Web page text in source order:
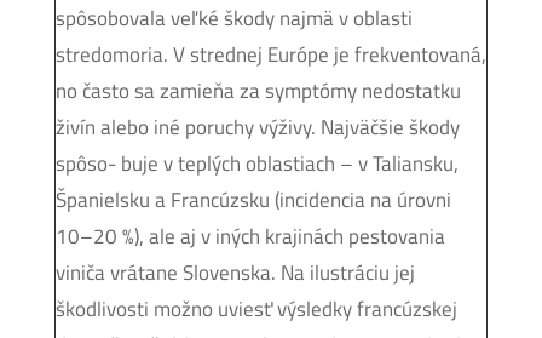
spôsobovala veľké škody najmä v oblasti
stredomoria. V strednej Európe je frekventovaná,
no často sa zamieňa za symptómy nedostatku
živín alebo iné poruchy výživy. Najväčšie škody
spôso- buje v teplých oblastiach – v Taliansku,
Španielsku a Francúzsku (incidencia na úrovni
10–20 %), ale aj v iných krajinách pestovania
viniča vrátane Slovenska. Na ilustráciu jej
škodlivosti možno uviesť výsledky francúzskej